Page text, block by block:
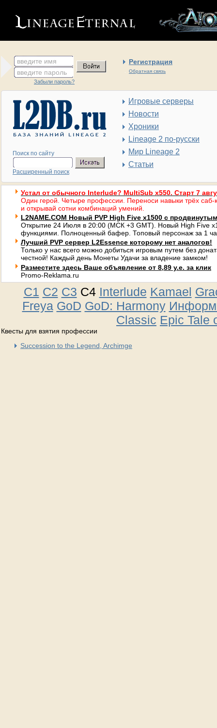
введите имя Регистрация
Обратная связь
введите пароль
Забыли пароль?
Поиск по сайту
Расширенный поиск
Игровые серверы
Новости
Хроники
Lineage 2 по-русски
Мир Lineage 2
Статьи
Устал от обычного Interlude? MultiSub x550. Старт 7
Один герой. Четыре профессии. Переноси навыки трёх саб-
и открывай сотни комбинаций умений.
L2NAME.COM Новый PVP High Five x1500 с
Открытие 24 Июля в 20:00 (МСК +3 GMT). Новый High Five
функциями. Полноценный бафер. Топовый персонаж за 1
Лучший PVP сервер L2Essence которому нет аналогов!
Только у нас всего можно добиться игровым путем без
честной! Каждый день Монеты Удачи за владение замком!
Разместите здесь Ваше объявление от 8,89 у.е. за клик
Promo-Reklama.ru
C1 C2 C3 C4 Interlude Kamael
Freya GoD GoD: Harmony
Classic Epic Tale
Квесты для взятия профессии
Succession to the Legend, Archimge